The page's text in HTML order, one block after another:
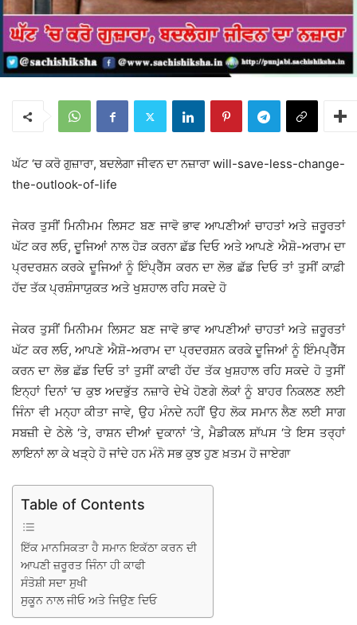
ਘੱਟ ‘ਚ ਕਰੋ ਗੁਜ਼ਾਰਾ, ਬਦਲੇਗਾ ਜੀਵਨ ਦਾ ਨਜ਼ਾਰਾ will-save-less-change-
the-outlook-of-life
ਜੇਕਰ ਤੁਸੀਂ ਮਿਨੀਮਮ ਲਿਸਟ ਬਣ ਜਾਵੋ ਭਾਵ ਆਪਣੀਆਂ ਚਾਹਤਾਂ ਅਤੇ ਜ਼ਰੂਰਤਾਂ
ਘੱਟ ਕਰ ਲਓ, ਦੂਜਿਆਂ ਨਾਲ ਹੋੜ ਕਰਨਾ ਛੱਡ ਦਿਓ ਅਤੇ ਆਪਣੇ ਐਸ਼ੋ-ਅਰਾਮ ਦਾ
ਪ੍ਰਦਰਸ਼ਨ ਕਰਕੇ ਦੂਜਿਆਂ ਨੂੰ ਇੰਪ੍ਰੈੱਸ ਕਰਨ ਦਾ ਲੋਭ ਛੱਡ ਦਿਓ ਤਾਂ ਤੁਸੀਂ ਕਾਫ਼ੀ
ਹੱਦ ਤੱਕ ਪ੍ਰਸ਼ੰਸਾਯੁਕਤ ਅਤੇ ਖੁਸ਼ਹਾਲ ਰਹਿ ਸਕਦੇ ਹੋ
ਜੇਕਰ ਤੁਸੀਂ ਮਿਨੀਮਮ ਲਿਸਟ ਬਣ ਜਾਵੋ ਭਾਵ ਆਪਣੀਆਂ ਚਾਹਤਾਂ ਅਤੇ ਜ਼ਰੂਰਤਾਂ
ਘੱਟ ਕਰ ਲਓ, ਆਪਣੇ ਐਸ਼ੋ-ਅਰਾਮ ਦਾ ਪ੍ਰਦਰਸ਼ਨ ਕਰਕੇ ਦੂਜਿਆਂ ਨੂੰ ਇੰਮਪ੍ਰੈੱਸ
ਕਰਨ ਦਾ ਲੋਭ ਛੱਡ ਦਿਓ ਤਾਂ ਤੁਸੀਂ ਕਾਫੀ ਹੱਦ ਤੱਕ ਖੁਸ਼ਹਾਲ ਰਹਿ ਸਕਦੇ ਹੋ ਤੁਸੀਂ
ਇਨ੍ਹਾਂ ਦਿਨਾਂ ‘ਚ ਕੁਝ ਅਦਭੁੱਤ ਨਜ਼ਾਰੇ ਦੇਖੇ ਹੋਣਗੇ ਲੋਕਾਂ ਨੂੰ ਬਾਹਰ ਨਿਕਲਣ ਲਈ
ਜਿੰਨਾ ਵੀ ਮਨ੍ਹਾ ਕੀਤਾ ਜਾਵੇ, ਉਹ ਮੰਨਦੇ ਨਹੀਂ ਉਹ ਲੋਕ ਸਮਾਨ ਲੈਣ ਲਈ ਸਾਗ
ਸਬਜ਼ੀ ਦੇ ਠੇਲੇ ‘ਤੇ, ਰਾਸ਼ਨ ਦੀਆਂ ਦੁਕਾਨਾਂ ‘ਤੇ, ਮੈਡੀਕਲ ਸ਼ਾੱਪਸ ‘ਤੇ ਇਸ ਤਰ੍ਹਾਂ
ਲਾਇਨਾਂ ਲਾ ਕੇ ਖੜ੍ਹੇ ਹੋ ਜਾਂਦੇ ਹਨ ਮੰਨੋ ਸਭ ਕੁਝ ਹੁਣ ਖ਼ਤਮ ਹੋ ਜਾਏਗਾ
Table of Contents
ਇੱਕ ਮਾਨਸਿਕਤਾ ਹੈ ਸਮਾਨ ਇਕੱਠਾ ਕਰਨ ਦੀ
ਆਪਣੀ ਜ਼ਰੂਰਤ ਜਿੰਨਾ ਹੀ ਕਾਫੀ
ਸੰਤੋਸ਼ੀ ਸਦਾ ਸੁਖੀ
ਸੁਕੂਨ ਨਾਲ ਜੀਓ ਅਤੇ ਜਿਉਣ ਦਿਓ